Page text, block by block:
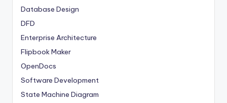
Database Design
DFD
Enterprise Architecture
Flipbook Maker
OpenDocs
Software Development
State Machine Diagram